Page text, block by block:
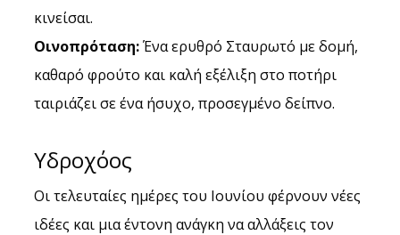
κινείσαι.
Οινοπρόταση: Ένα ερυθρό Σταυρωτό με δομή,
καθαρό φρούτο και καλή εξέλιξη στο ποτήρι
ταιριάζει σε ένα ήσυχο, προσεγμένο δείπνο.
Υδροχόος
Οι τελευταίες ημέρες του Ιουνίου φέρνουν νέες
ιδέες και μια έντονη ανάγκη να αλλάξεις τον